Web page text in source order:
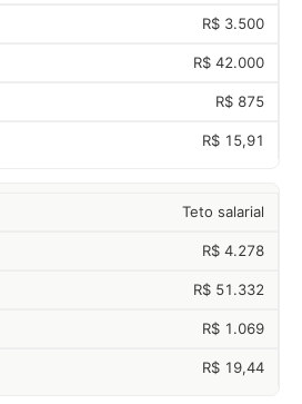
R$ 3.500
R$ 42.000
R$ 875
R$ 15,91
Teto salarial
R$ 4.278
R$ 51.332
R$ 1.069
R$ 19,44